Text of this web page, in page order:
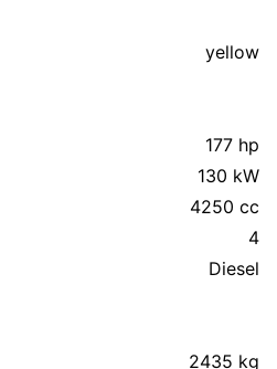
yellow
177 hp
130 kW
4250 cc
4
Diesel
2435 kg